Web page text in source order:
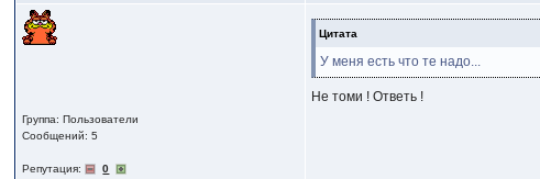
Группа: Пользователи
Сообщений: 5
Репутация: 0
Цитата
У меня есть что те надо...
Не томи ! Ответь !